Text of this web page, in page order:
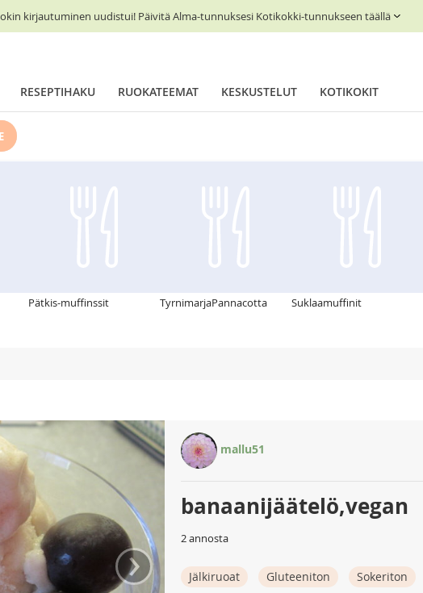
kirjautuminen uudistui! Päivitä Alma-tunnuksesi Kotikokki-tunnukseen täällä
RESEPTIHAKU RUOKATEEMAT KESKUSTELUT KOTIKOKIT
Pätkis-muffinssit TyrnimarjaPannacotta Suklaamuffinit
›
mallu51
banaanijäätelö,vegan
2 annosta
Jälkiruoat Gluteeniton Sokeriton